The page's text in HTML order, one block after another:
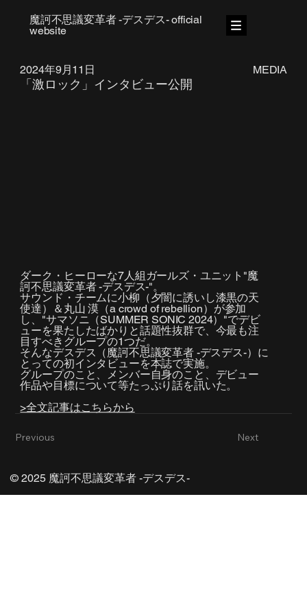
魔訶不思議変革者 -デスデス- official
website
「激ロック」インタビュー公開
MEDIA
2024年9月11日
ダーク・ヒーローな7人組ガールズ・ユニット"魔
訶不思議変革者 -デスデス-"。
サウンド・チームに小柳（夕闇に誘いし漆黒の天
使達）＆丸山 漠（a crowd of rebellion）が参加
し、"サマソニ（SUMMER SONIC 2024）"でデビ
ューを果たしたばかりと話題性抜群で、今最も注
目すべきグループの1つだ。
そんなデスデス（魔訶不思議変革者 -デスデス-）に
とっての初インタビューを本誌で実施。
グループのこと、メンバー自身のこと、デビュー
作品や目標について等たっぷり話を訊いた。
>全文記事はこちらから
Previous Next
© 2025 魔訶不思議変革者 -デスデス-